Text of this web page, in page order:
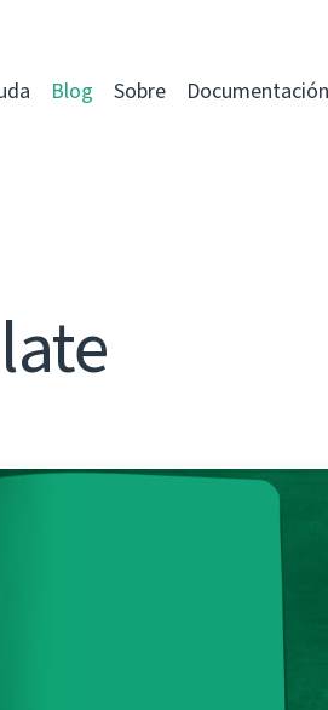
Blog Sobre Documentación